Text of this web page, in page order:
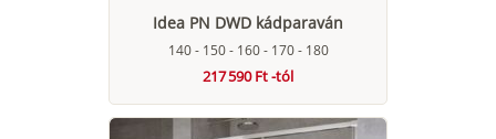
Idea PN DWD kádparaván
140 - 150 - 160 - 170 - 180
217 590 Ft -tól